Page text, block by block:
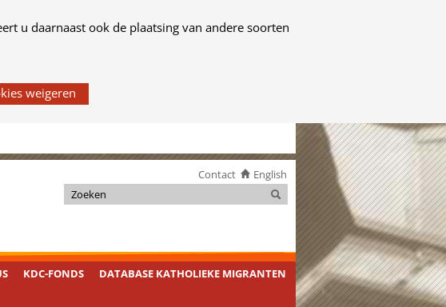
u daarnaast ook de plaatsing van andere soorten
Contact English
Zoeken
Zoeken
KDC-FONDS
DATABASE KATHOLIEKE MIGRANTEN